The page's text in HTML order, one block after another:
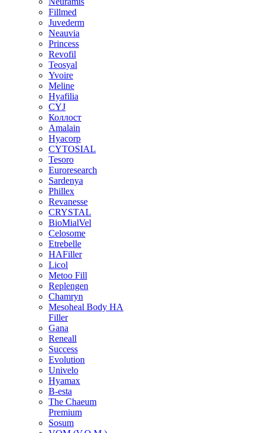
Fillmed
Juvederm
Neauvia
Princess
Revofil
Teosyal
Yvoire
Meline
Hyafilia
CYJ
Коллост
Amalain
Hyacorp
CYTOSIAL
Tesoro
Euroresearch
Sardenya
Phillex
Revanesse
CRYSTAL
BioMialVel
Celosome
Etrebelle
HAFiller
Licol
Metoo Fill
Replengen
Chamryn
Mesoheal Body HA
Filler
Gana
Reneall
Success
Evolution
Univelo
Hyamax
B-esta
The Chaeum
Premium
Sosum